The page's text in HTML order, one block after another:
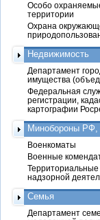
Особо
территории
Охрана
Недвижимость
Департамент
имущества
Федеральная
регистрации,
картографии
Минобороны
Военкоматы
Военные
надзорной
Семья
Департамент